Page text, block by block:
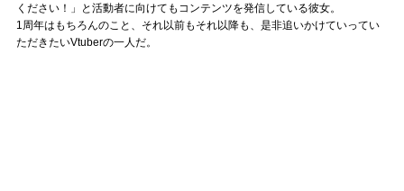
ください！」と活動者に向けてもコンテンツを発信している彼女。
1周年はもちろんのこと、それ以前もそれ以降も、是非追いかけていってい
ただきたいVtuberの一人だ。